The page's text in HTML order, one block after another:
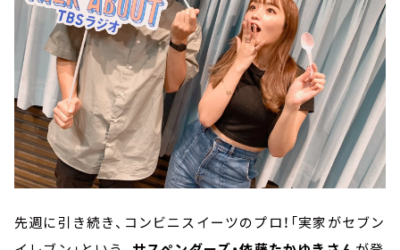
先週に引き続き、コンビニスイーツのプロ！「実家がセブン